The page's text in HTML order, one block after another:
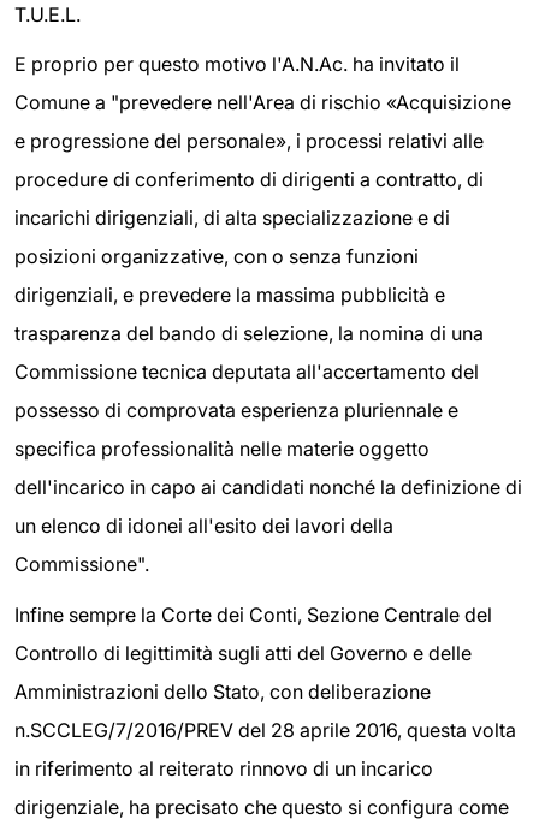
T.U.E.L.
E proprio per questo motivo l'A.N.Ac. ha invitato il
Comune a "prevedere nell'Area di rischio «Acquisizione
e progressione del personale», i processi relativi alle
procedure di conferimento di dirigenti a contratto, di
incarichi dirigenziali, di alta specializzazione e di
posizioni organizzative, con o senza funzioni
dirigenziali, e prevedere la massima pubblicità e
trasparenza del bando di selezione, la nomina di una
Commissione tecnica deputata all'accertamento del
possesso di comprovata esperienza pluriennale e
specifica professionalità nelle materie oggetto
dell'incarico in capo ai candidati nonché la definizione di
un elenco di idonei all'esito dei lavori della
Commissione".
Infine sempre la Corte dei Conti, Sezione Centrale del
Controllo di legittimità sugli atti del Governo e delle
Amministrazioni dello Stato, con deliberazione
n.SCCLEG/7/2016/PREV del 28 aprile 2016, questa volta
in riferimento al reiterato rinnovo di un incarico
dirigenziale, ha precisato che questo si configura come